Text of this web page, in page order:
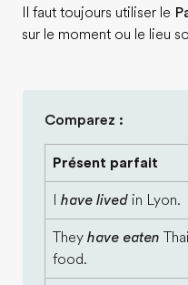
EF recrute
Il faut toujours utiliser le
sur le moment ou le lieu
Comparez :
Présent parfait
have lived in Lyon.
They have eaten Thai
food.